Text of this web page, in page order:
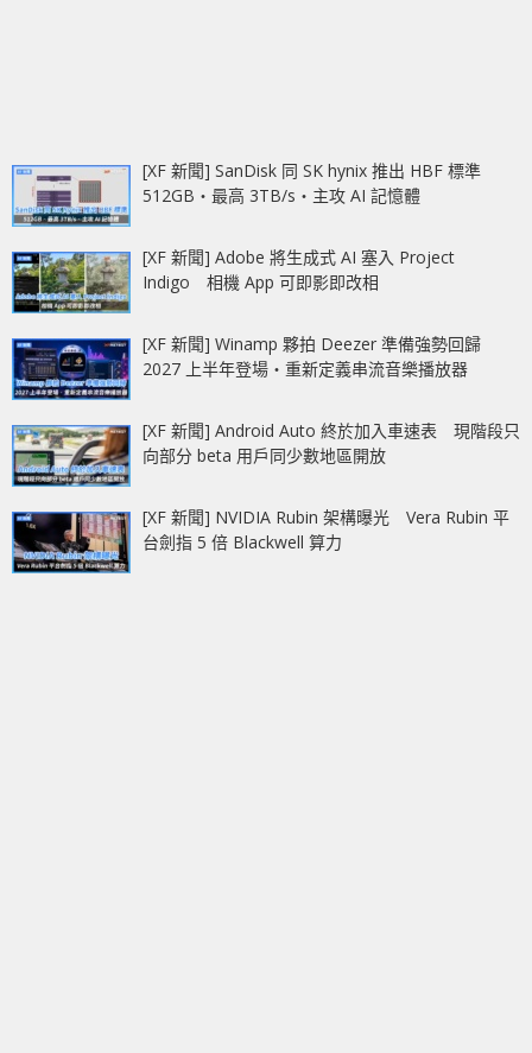
[XF 新聞] SanDisk 同 SK hynix 推出 HBF 標準
512GB‧最高 3TB/s‧主攻 AI 記憶體
[XF 新聞] Adobe 將生成式 AI 塞入 Project
Indigo 相機 App 可即影即改相
[XF 新聞] Winamp 夥拍 Deezer 準備強勢回歸
2027 上半年登場‧重新定義串流音樂播放器
[XF 新聞] Android Auto 終於加入車速表 現階段只
向部分 beta 用戶同少數地區開放
[XF 新聞] NVIDIA Rubin 架構曝光 Vera Rubin 平
台劍指 5 倍 Blackwell 算力